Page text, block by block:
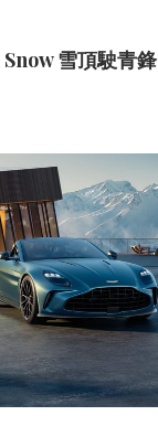
雪頂駛青鋒